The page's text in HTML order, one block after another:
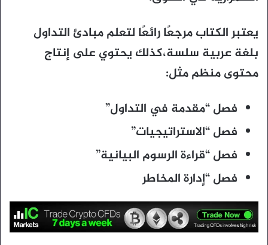
يعتبر الكتاب مرجعًا رائعًا لتعلم مبادئ التداول
بلغة عربية سلسة،كذلك يحتوي على إنتاج
محتوى منظم مثل:
فصل “مقدمة في التداول”
فصل “الاستراتيجيات”
فصل “قراءة الرسوم البيانية”
فصل “إدارة المخاطر